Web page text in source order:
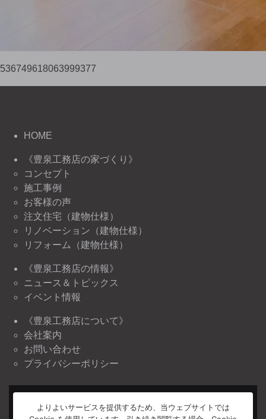
536749618063999377
HOME
《豊泉工務店の家づくり》
コンセプト
施工事例
お客様の声
注文住宅（建物仕様）
リノベーション（建物仕様）
リフォーム（建物仕様）
《豊泉工務店の情報》
ニュース＆トピックス
イベント情報
《豊泉工務店について》
会社案内
お問い合わせ
プライバシーポリシー
よりよいサービスを提供するため、当ウェブサイトでは